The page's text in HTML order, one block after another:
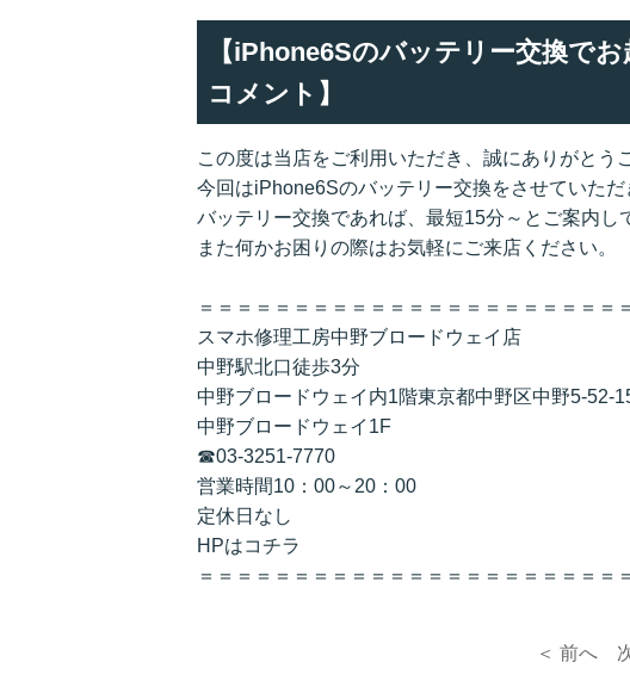
【iPhone6Sのバッテリー交換で
コメント】
この度は当店をご利用いただき、誠にありがとう
今回はiPhone6Sのバッテリー交換をさせていただ
バッテリー交換であれば、最短15分～とご案内し
また何かお困りの際はお気軽にご来店ください。
＝＝＝＝＝＝＝＝＝＝＝＝＝＝＝＝＝＝＝＝＝＝
スマホ修理工房中野ブロードウェイ店
中野駅北口徒歩3分
中野ブロードウェイ内1階東京都中野区中野5-52-
中野ブロードウェイ1F
☎03-3251-7770
営業時間10：00～20：00
定休日なし
HPはコチラ
＝＝＝＝＝＝＝＝＝＝＝＝＝＝＝＝＝＝＝＝＝＝
＜ 前へ